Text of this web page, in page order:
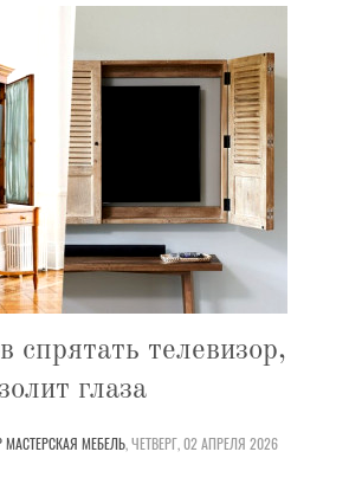
спрятать телевизор,
глаза
МАСТЕРСКАЯ МЕБЕЛЬ,ЧЕТВЕРГ, 02 АПРЕЛЯ 2026